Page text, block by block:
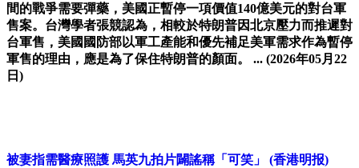
間的戰爭需要彈藥，美國正暫停一項價值140億美元的對台軍
售案。台灣學者張競認為，相較於特朗普因北京壓力而推遲對
台軍售，美國國防部以軍工產能和優先補足美軍需求作為暫停
軍售的理由，應是為了保住特朗普的顏面。 ... (2026年05月22
日)
被妻指需醫療照護 馬英九拍片闢謠稱「可笑」
(香港明报)